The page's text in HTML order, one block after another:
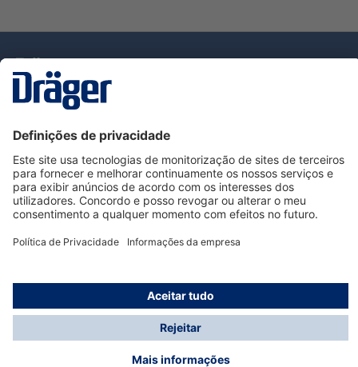
Serviço de Apoio ao Cliente Dräger
Utilização da loja
Informações
© Dräger Portugal, Lda, 2024
* Todos os preços excl. IVA mais
possíveis taxas de entrega, se não for indicado o